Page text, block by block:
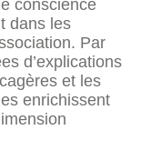
conscience
dans les
Par
d’explications
et les
enrichissent